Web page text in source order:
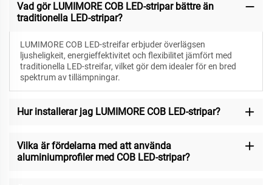
Vad gör LUMIMORE COB LED-stripar bättre än
traditionella LED-stripar?
LUMIMORE COB LED-streifar erbjuder överlägsen
ljusheligkeit, energieffektivitet och flexibilitet jämfört med
traditionella LED-streifar, vilket gör dem idealer för en bred
spektrum av tillämpningar.
Hur installerar jag LUMIMORE COB LED-stripar?
Vilka är fördelarna med att använda
aluminiumprofiler med COB LED-stripar?